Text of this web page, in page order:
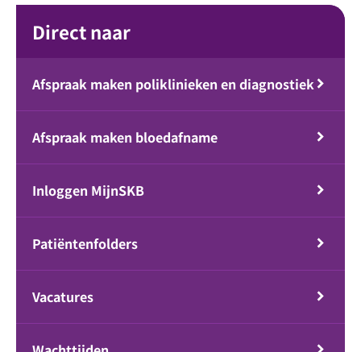
Direct naar
Afspraak maken poliklinieken en diagnostiek
Afspraak maken bloedafname
Inloggen MijnSKB
Patiëntenfolders
Vacatures